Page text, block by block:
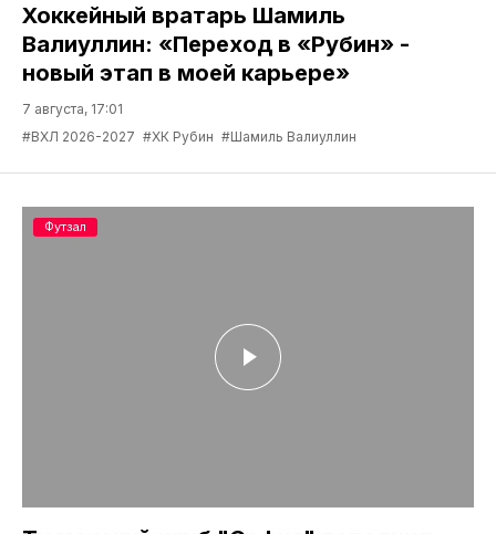
Хоккейный вратарь Шамиль
Валиуллин: «Переход в «Рубин» -
новый этап в моей карьере»
7 августа, 17:01
#ВХЛ 2026-2027 #ХК Рубин #Шамиль Валиуллин
Футзал